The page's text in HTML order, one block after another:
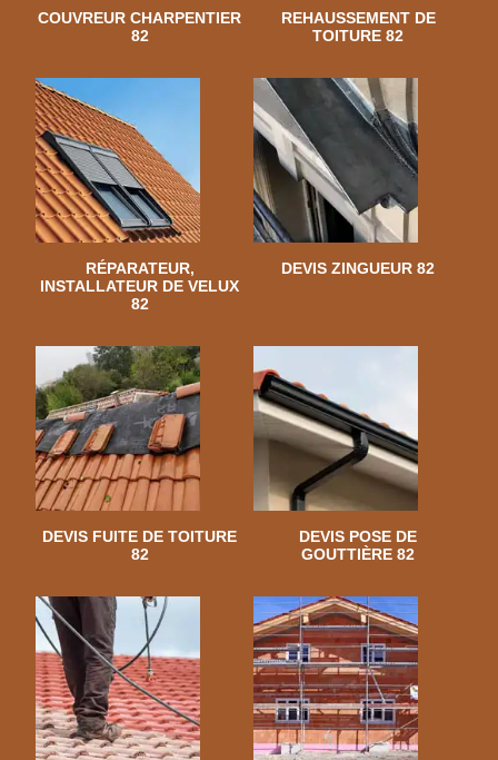
COUVREUR CHARPENTIER
82
REHAUSSEMENT DE
TOITURE 82
RÉPARATEUR,
INSTALLATEUR DE VELUX
82
DEVIS ZINGUEUR 82
DEVIS FUITE DE TOITURE
82
DEVIS POSE DE
GOUTTIÈRE 82